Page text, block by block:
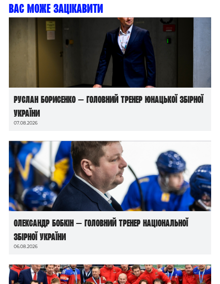
Вас може зацікавити
Руслан Борисенко — головний тренер юнацької збірної
України
07.08.2026
Олександр Бобкін — головний тренер національної
збірної України
06.08.2026